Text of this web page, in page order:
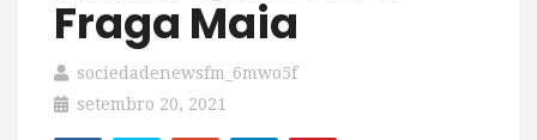
Fraga Maia
sociedadenewsfm_6mwo5f
setembro 20, 2021